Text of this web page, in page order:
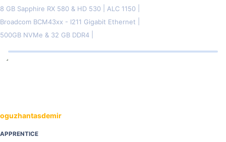
8 GB Sapphire RX 580 & HD 530
ALC 1150
Broadcom BCM43xx - I211 Gigabit Ethernet
500GB NVMe & 32 GB DDR4
oguzhantasdemir
APPRENTICE